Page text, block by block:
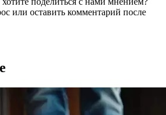
или оставить комментарий после